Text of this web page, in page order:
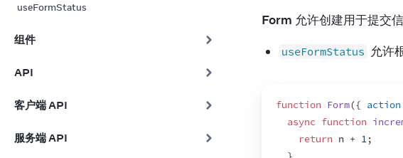
useFormStatus
组件
API
客户端 API
服务端 API
Form 允许创建用于提交
useFormStatus 允许
function Form({ action
async function
return n + 1;